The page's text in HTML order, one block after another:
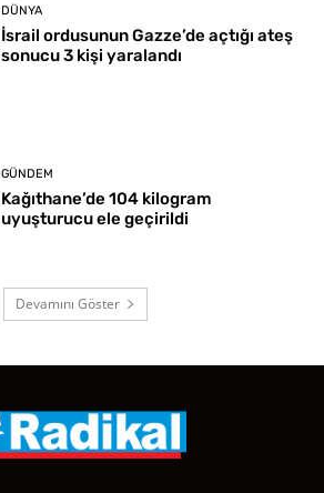
DÜNYA
İsrail ordusunun Gazze’de açtığı ateş
sonucu 3 kişi yaralandı
GÜNDEM
Kağıthane’de 104 kilogram
uyuşturucu ele geçirildi
Devamını Göster